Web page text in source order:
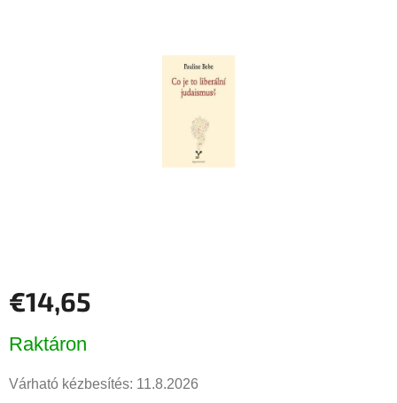
€14,65
Raktáron
Várható kézbesítés: 11.8.2026